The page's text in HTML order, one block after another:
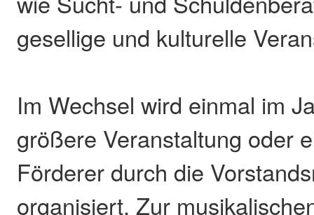
gesellige und kulturelle
Im Wechsel wird einmal im
größere Veranstaltung oder
Förderer durch die
organisiert. Zur